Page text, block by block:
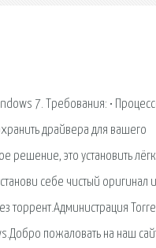
7. Требования: •
драйвера для вашего
решение, это установить
себе чистый оригинал
торрент.Администрация
пожаловать на наш